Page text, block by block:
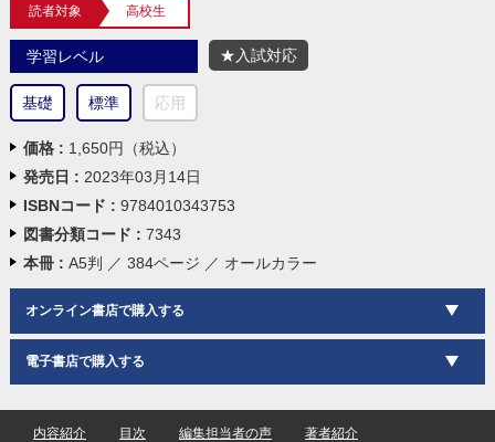
読者対象 高校生
学習レベル
基礎 標準 応用
★入試対応
価格 : 1,650円（税込）
発売日 : 2023年03月14日
ISBNコード : 9784010343753
図書分類コード : 7343
本冊 : A5判 ／ 384ページ ／ オールカラー
オンライン書店で購入する
電子書店で購入する
内容紹介 目次 編集担当者の声 著者紹介